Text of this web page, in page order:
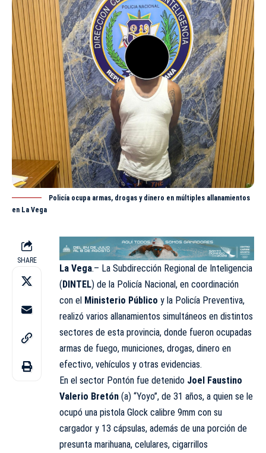
Policía ocupa armas, drogas y dinero en múltiples allanamientos
en La Vega
SHARE
La Vega.– La Subdirección Regional de Inteligencia
( DINTEL) de la Policía Nacional, en coordinación
con el Ministerio Público y la Policía Preventiva,
realizó varios allanamientos simultáneos en distintos
sectores de esta provincia, donde fueron ocupadas
armas de fuego, municiones, drogas, dinero en
efectivo, vehículos y otras evidencias.
En el sector Pontón fue detenido Joel Faustino
Valerio Bretón (a) “Yoyo”, de 31 años, a quien se le
ocupó una pistola Glock calibre 9mm con su
cargador y 13 cápsulas, además de una porción de
presunta marihuana, celulares, cigarrillos